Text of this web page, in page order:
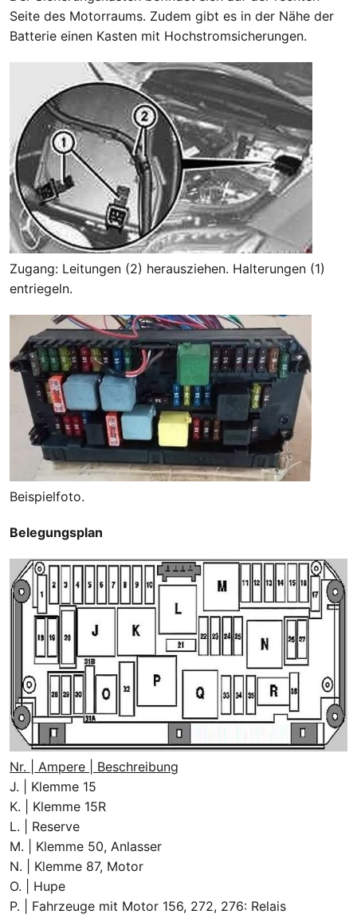
Seite des Motorraums. Zudem gibt es in der Nähe der
Batterie einen Kasten mit Hochstromsicherungen.
Zugang: Leitungen (2) herausziehen. Halterungen (1)
entriegeln.
Beispielfoto.
Belegungsplan
Nr. | Ampere | Beschreibung
J. | Klemme 15
K. | Klemme 15R
L. | Reserve
M. | Klemme 50, Anlasser
N. | Klemme 87, Motor
O. | Hupe
P. | Fahrzeuge mit Motor 156, 272, 276: Relais